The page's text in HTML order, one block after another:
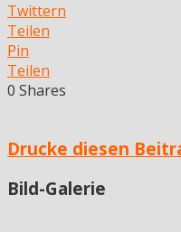
Twittern
Teilen
Pin
Teilen
0 Shares
Drucke diesen
Bild-Galerie